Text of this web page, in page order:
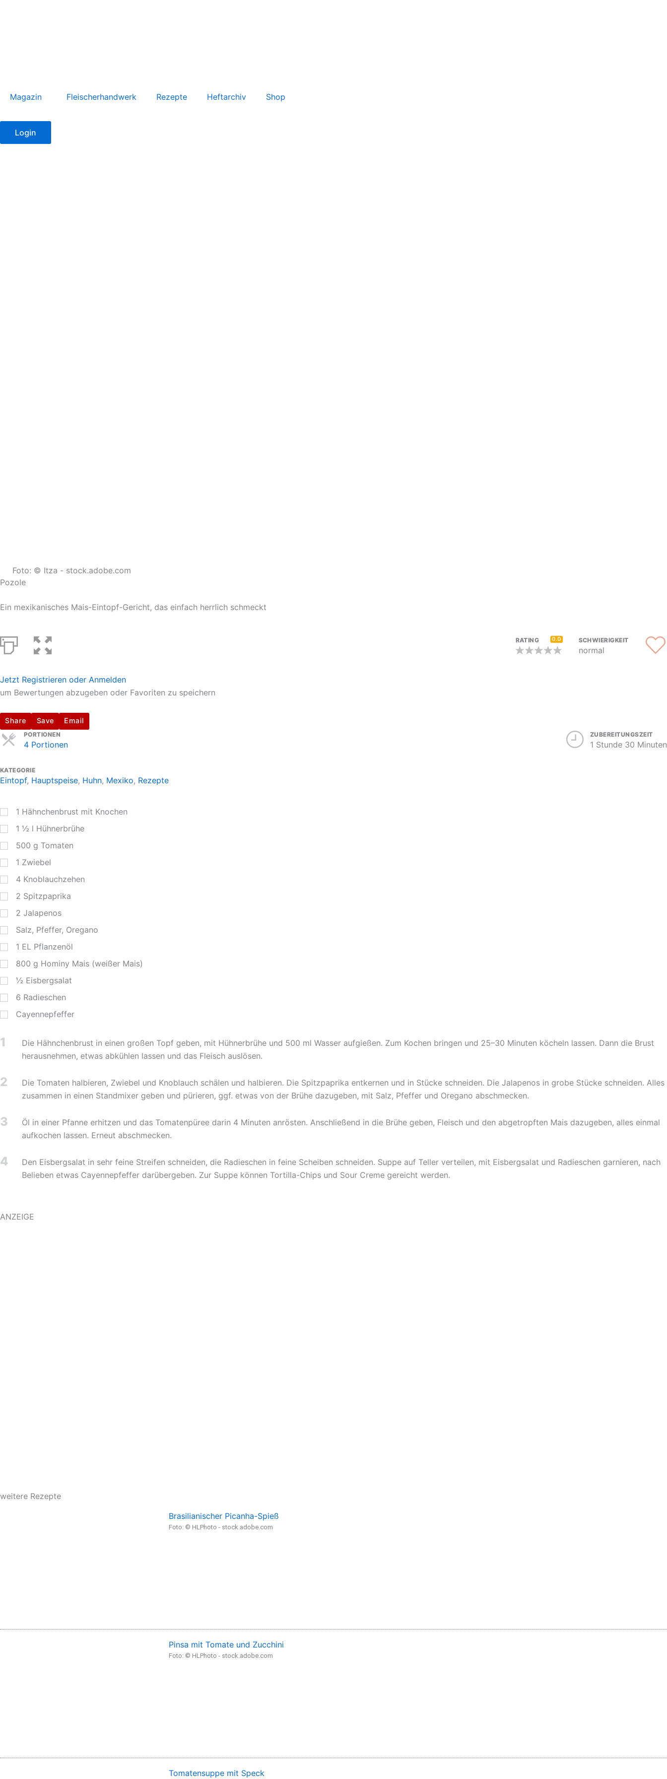
Magazin Fleischerhandwerk Rezepte Heftarchiv Shop
Login
Foto: © Itza - stock.adobe.com
Pozole
Ein mexikanisches Mais-Eintopf-Gericht, das einfach herrlich schmeckt
RATING 0.0 SCHWIERIGKEIT
normal
Jetzt Registrieren oder Anmelden
um Bewertungen abzugeben oder Favoriten zu speichern
Share Save Email
PORTIONEN
4 Portionen
ZUBEREITUNGSZEIT
1 Stunde 30 Minuten
KATEGORIE
Eintopf, Hauptspeise, Huhn, Mexiko, Rezepte
1 Hähnchenbrust mit Knochen
1 ½ l Hühnerbrühe
500 g Tomaten
1 Zwiebel
4 Knoblauchzehen
2 Spitzpaprika
2 Jalapenos
Salz, Pfeffer, Oregano
1 EL Pflanzenöl
800 g Hominy Mais (weißer Mais)
½ Eisbergsalat
6 Radieschen
Cayennepfeffer
1
Die Hähnchenbrust in einen großen Topf geben, mit Hühnerbrühe und 500 ml Wasser aufgießen. Zum Kochen bringen und 25–30 Minuten köcheln lassen. Dann die Brust
herausnehmen, etwas abkühlen lassen und das Fleisch auslösen.
2
Die Tomaten halbieren, Zwiebel und Knoblauch schälen und halbieren. Die Spitzpaprika entkernen und in Stücke schneiden. Die Jalapenos in grobe Stücke schneiden. Alles
zusammen in einen Standmixer geben und pürieren, ggf. etwas von der Brühe dazugeben, mit Salz, Pfeffer und Oregano abschmecken.
3
Öl in einer Pfanne erhitzen und das Tomatenpüree darin 4 Minuten anrösten. Anschließend in die Brühe geben, Fleisch und den abgetropften Mais dazugeben, alles einmal
aufkochen lassen. Erneut abschmecken.
4
Den Eisbergsalat in sehr feine Streifen schneiden, die Radieschen in feine Scheiben schneiden. Suppe auf Teller verteilen, mit Eisbergsalat und Radieschen garnieren, nach
Belieben etwas Cayennepfeffer darübergeben. Zur Suppe können Tortilla-Chips und Sour Creme gereicht werden.
ANZEIGE
weitere Rezepte
Brasilianischer Picanha-Spieß
Foto: © HLPhoto - stock.adobe.com
Pinsa mit Tomate und Zucchini
Foto: © HLPhoto - stock.adobe.com
Tomatensuppe mit Speck